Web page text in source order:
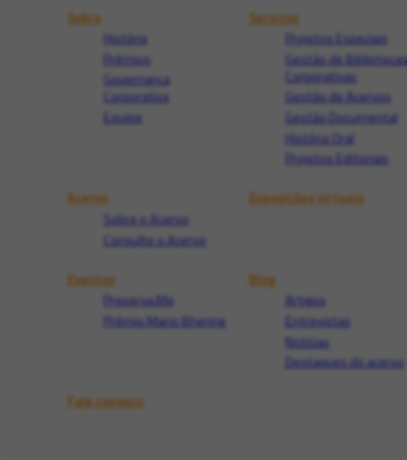
Sobre
História
Prêmios
Governança
Corporativa
Equipe
Serviços
Projetos Especiais
Gestão de Bibliotecas
Corporativas
Gestão de Acervos
Gestão Documental
História Oral
Projetos Editoriais
Acervo
Sobre o Acervo
Consulte o Acervo
Exposições virtuais
Eventos
Preserva.Me
Prêmio Mario Bhering
Blog
Artigos
Entrevistas
Notícias
Destaques do acervo
Fale conosco